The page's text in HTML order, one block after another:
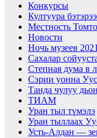
Конкурсы
Култуура
Местность
Новости
Ночь музеев 2021
Сахалар
Степная дума в
Сэрии уонна
Танда чулуу
ТИАМ
Уран тыл түмэлэ
Уран тыллаах
Усть-Алдан —